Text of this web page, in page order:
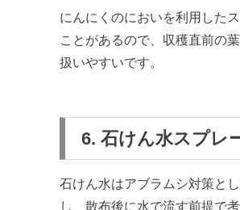
にんにくのにおいを利用した
ことがあるので、収穫直前の
扱いやすいです。
6. 石けん水スプレ
石けん水はアブラムシ対策と
し、散布後に水で流す前提で